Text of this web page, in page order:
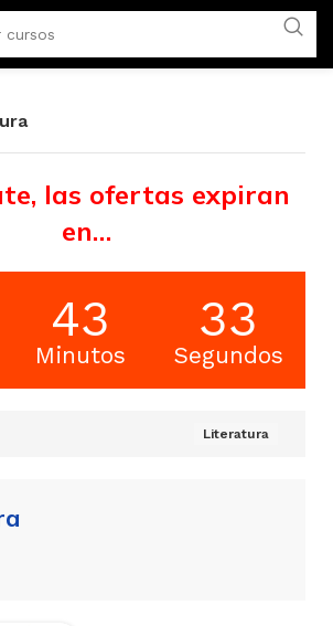
las ofertas expiran
en…
43
Minutos
33
Segundos
Literatura